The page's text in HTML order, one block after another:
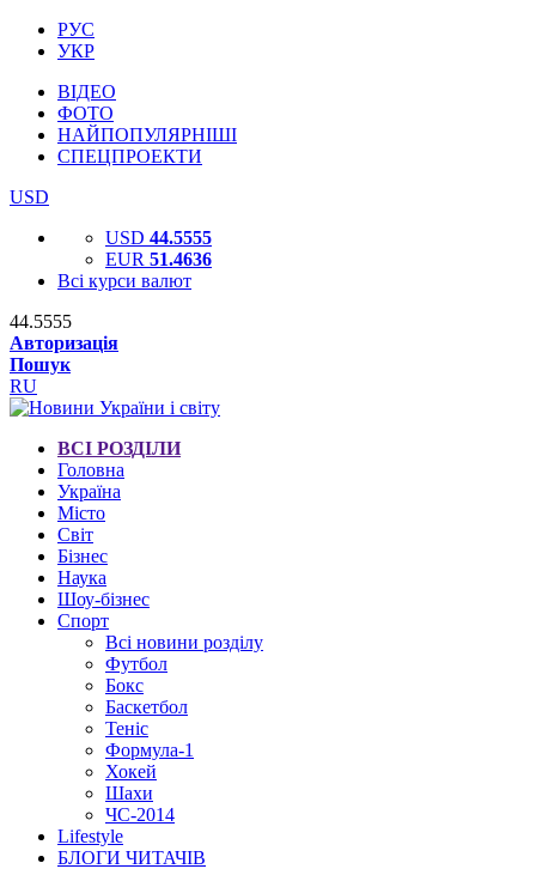
РУС
УКР
ВІДЕО
ФОТО
НАЙПОПУЛЯРНІШІ
СПЕЦПРОЕКТИ
USD
USD 44.5555
EUR 51.4636
Всі курси валют
44.5555
Авторизація
Пошук
RU
ВСІ РОЗДІЛИ
Головна
Україна
Місто
Світ
Бізнес
Наука
Шоу-бізнес
Спорт
Всі новини розділу
Футбол
Бокс
Баскетбол
Теніс
Формула-1
Хокей
Шахи
ЧС-2014
Lifestyle
БЛОГИ ЧИТАЧІВ